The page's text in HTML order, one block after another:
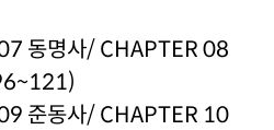
동명사/ CHAPTER 08
준동사/ CHAPTER 10